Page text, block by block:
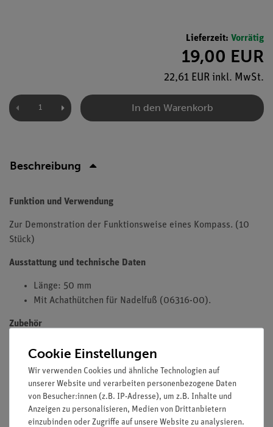
Lieferzeit: Vorrätig
19,00 EUR
22,61 EUR inkl. MwSt.
In den Warenkorb
Beschreibung
Funktion und Verwendung
Zur Demonstration der Funktionsweise eines Kompass. (10
Stück)
Ausstattung und technische Daten
Länge: 50 mm
Mit Achathütchen für Nadelfuß (06316-00).
Zubehör
Nadelfuß (06316-00).
Versandkostenfrei ab 300,- €
Cookie Einstellungen
Wir verwenden Cookies und ähnliche Technologien auf
unserer Website und verarbeiten personenbezogene Daten
von Besucher:innen (z.B. IP-Adresse), um z.B. Inhalte und
Anzeigen zu personalisieren, Medien von Drittanbietern
einzubinden oder Zugriffe auf unsere Website zu analysieren.